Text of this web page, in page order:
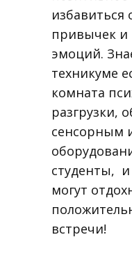
избавиться
привычек и
эмоций.
техникуме
комната
разгрузки,
сенсорным
студенты,
могут
встречи!